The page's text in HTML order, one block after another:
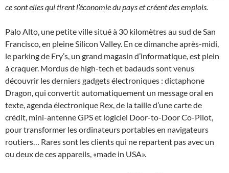
ce sont elles qui tirent l’économie du pays et créent des emplois.
Palo Alto, une petite ville situé à 30 kilomètres au sud de San
Francisco, en pleine Silicon Valley. En ce dimanche après-midi,
le parking de Fry’s, un grand magasin d’informatique, est plein
à craquer. Mordus de high-tech et badauds sont venus
découvrir les derniers gadgets électroniques : dictaphone
Dragon, qui convertit automatiquement un message oral en
texte, agenda électronique Rex, de la taille d’une carte de
crédit, mini-antenne GPS et logiciel Door-to-Door Co-Pilot,
pour transformer les ordinateurs portables en navigateurs
routiers… Rares sont les clients qui ne repartent pas avec un
ou deux de ces appareils, «made in USA».